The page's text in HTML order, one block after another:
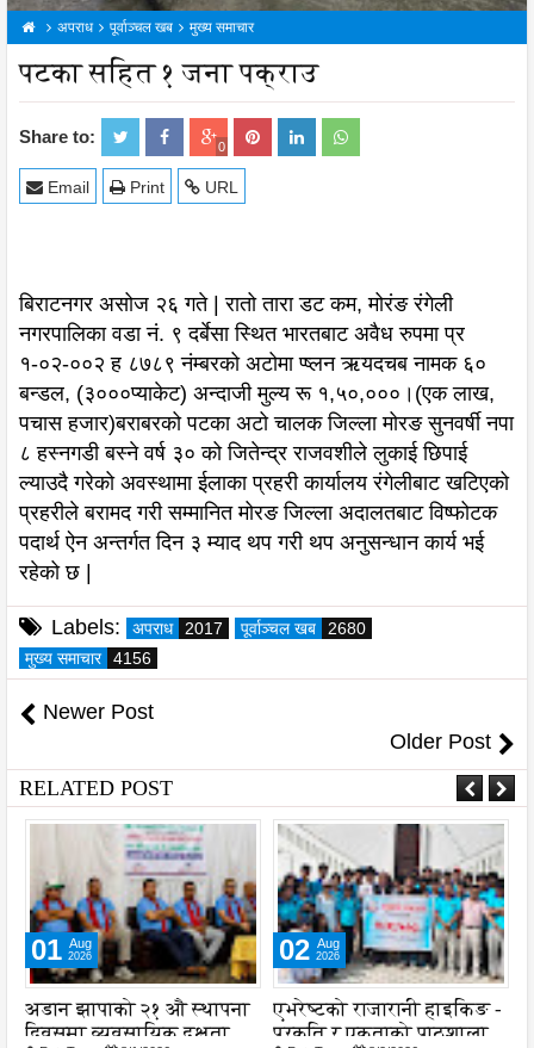
अपराध पूर्वाञ्चल खब मुख्य समाचार
पटका सहित १ जना पक्राउ
Share to: 0
URL
Print
Email
बिराटनगर असोज २६ गते | रातो तारा डट कम, मोरंङ रंगेली
नगरपालिका वडा नं. ९ दर्बेसा स्थित भारतबाट अवैध रुपमा प्र
१-०२-००२ ह ८७८९ नंम्बरको अटोमा प्ष्लन ऋयदचब नामक ६०
बन्डल, (३०००प्याकेट) अन्दाजी मुल्य रू १,५०,०००।(एक लाख,
पचास हजार)बराबरको पटका अटो चालक जिल्ला मोरङ सुनवर्षी नपा
८ हस्नगडी बस्ने वर्ष ३० को जितेन्द्र राजवशीले लुकाई छिपाई
ल्याउदै गरेको अवस्थामा ईलाका प्रहरी कार्यालय रंगेलीबाट खटिएको
प्रहरीले बरामद गरी सम्मानित मोरङ जिल्ला अदालतबाट विष्फोटक
पदार्थ ऐन अन्तर्गत दिन ३ म्याद थप गरी थप अनुसन्धान कार्य भई
रहेको छ |
Labels: अपराध 2017 पूर्वाञ्चल खब
2680
मुख्य समाचार
4156
Newer Post
Older Post
RELATED POST
01 Aug
2026
अडान झापाको २१ औ स्थापना
दिवसमा व्यवसायिक दक्षता,
02 Aug
2026
एभरेष्टको राजारानी हाइकिङ -
प्रकृति र एकताको पाठशाला